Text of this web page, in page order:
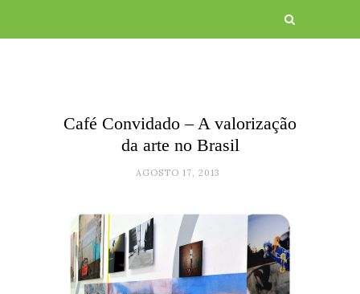
Café Convidado – A valorização
da arte no Brasil
AGOSTO 17, 2013